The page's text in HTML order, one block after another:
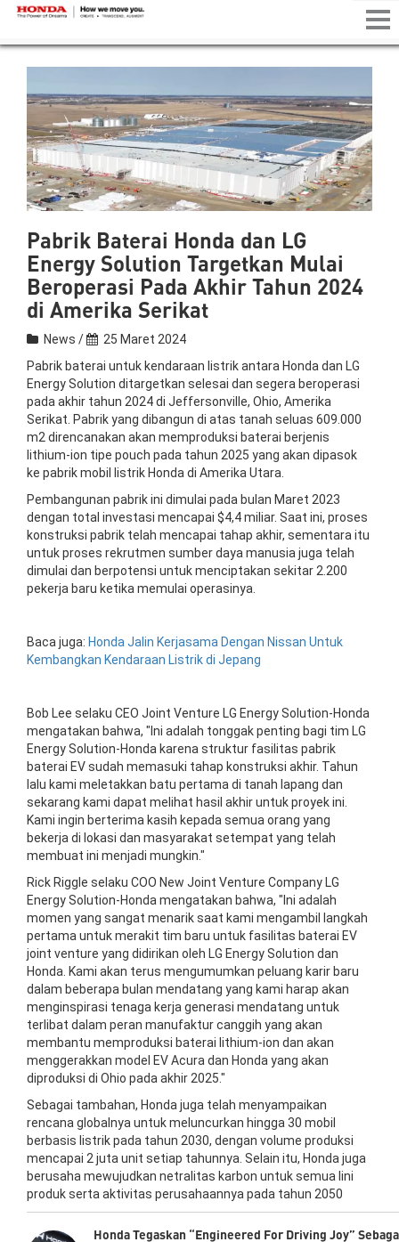
Pabrik Baterai Honda dan LG
Energy Solution Targetkan Mulai
Beroperasi Pada Akhir Tahun 2024
di Amerika Serikat
News /
25 Maret 2024
Pabrik baterai untuk kendaraan listrik antara Honda dan LG
Energy Solution ditargetkan selesai dan segera beroperasi
pada akhir tahun 2024 di Jeffersonville, Ohio, Amerika
Serikat. Pabrik yang dibangun di atas tanah seluas 609.000
m2 direncanakan akan memproduksi baterai berjenis
lithium-ion tipe pouch pada tahun 2025 yang akan dipasok
ke pabrik mobil listrik Honda di Amerika Utara.
Pembangunan pabrik ini dimulai pada bulan Maret 2023
dengan total investasi mencapai $4,4 miliar. Saat ini, proses
konstruksi pabrik telah mencapai tahap akhir, sementara itu
untuk proses rekrutmen sumber daya manusia juga telah
dimulai dan berpotensi untuk menciptakan sekitar 2.200
pekerja baru ketika memulai operasinya.
Baca juga: Honda Jalin Kerjasama Dengan Nissan Untuk
Kembangkan Kendaraan Listrik di Jepang
Bob Lee selaku CEO Joint Venture LG Energy Solution-Honda
mengatakan bahwa, "Ini adalah tonggak penting bagi tim LG
Energy Solution-Honda karena struktur fasilitas pabrik
baterai EV sudah memasuki tahap konstruksi akhir. Tahun
lalu kami meletakkan batu pertama di tanah lapang dan
sekarang kami dapat melihat hasil akhir untuk proyek ini.
Kami ingin berterima kasih kepada semua orang yang
bekerja di lokasi dan masyarakat setempat yang telah
membuat ini menjadi mungkin."
Rick Riggle selaku COO New Joint Venture Company LG
Energy Solution-Honda mengatakan bahwa, "Ini adalah
momen yang sangat menarik saat kami mengambil langkah
pertama untuk merakit tim baru untuk fasilitas baterai EV
joint venture yang didirikan oleh LG Energy Solution dan
Honda. Kami akan terus mengumumkan peluang karir baru
dalam beberapa bulan mendatang yang kami harap akan
menginspirasi tenaga kerja generasi mendatang untuk
terlibat dalam peran manufaktur canggih yang akan
membantu memproduksi baterai lithium-ion dan akan
menggerakkan model EV Acura dan Honda yang akan
diproduksi di Ohio pada akhir 2025."
Sebagai tambahan, Honda juga telah menyampaikan
rencana globalnya untuk meluncurkan hingga 30 mobil
berbasis listrik pada tahun 2030, dengan volume produksi
mencapai 2 juta unit setiap tahunnya. Selain itu, Honda juga
berusaha mewujudkan netralitas karbon untuk semua lini
produk serta aktivitas perusahaannya pada tahun 2050
Honda Tegaskan “Engineered For Driving Joy”